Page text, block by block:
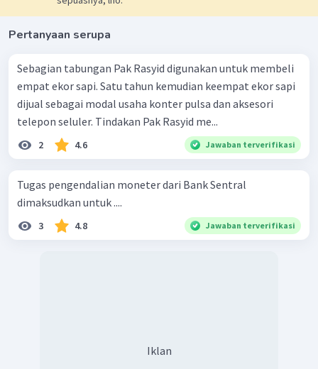
Pertanyaan serupa
Sebagian tabungan Pak Rasyid digunakan untuk membeli
empat ekor sapi. Satu tahun kemudian keempat ekor sapi
dijual sebagai modal usaha konter pulsa dan aksesori
telepon seluler. Tindakan Pak Rasyid me...
2 4.6 Jawaban terverifikasi
Tugas pengendalian moneter dari Bank Sentral
dimaksudkan untuk ....
3 4.8 Jawaban terverifikasi
Iklan